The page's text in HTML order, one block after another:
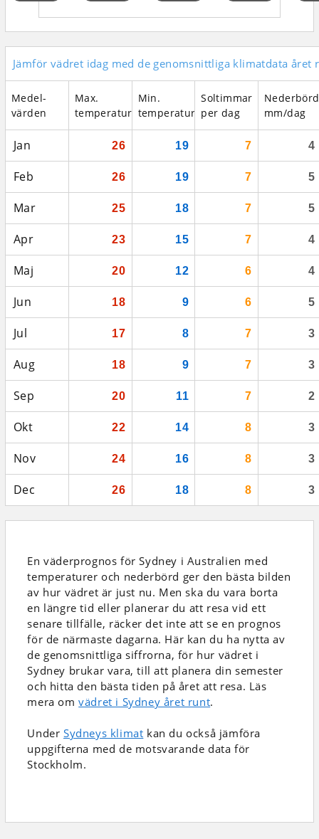
Jämför vädret idag med de genomsnittliga klimatdata året
Medel­
värden
Max.
temperatur
Min.
temperatur
Soltimmar
per dag
Nederbörd
mm/dag
Jan 26 19 7 4
Feb 26 19 7 5
Mar 25 18 7 5
Apr 23 15 7 4
Maj 20 12 6 4
Jun 18 9 6 5
Jul 17 8 7 3
Aug 18 9 7 3
Sep 20 11 7 2
Okt 22 14 8 3
Nov 24 16 8 3
Dec 26 18 8 3
En väderprognos för Sydney i Australien med
temperaturer och nederbörd ger den bästa bilden
av hur vädret är just nu. Men ska du vara borta
en längre tid eller planerar du att resa vid ett
senare tillfälle, räcker det inte att se en prognos
för de närmaste dagarna. Här kan du ha nytta av
de genomsnittliga siffrorna, för hur vädret i
Sydney brukar vara, till att planera din semester
och hitta den bästa tiden på året att resa. Läs
mera omvädret i Sydney året runt.
Under Sydneys klimat kan du också jämföra
uppgifterna med de motsvarande data för
Stockholm.